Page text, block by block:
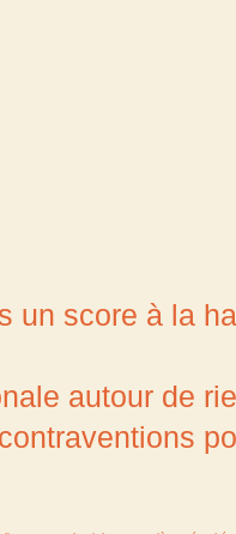
un score à la
autour de